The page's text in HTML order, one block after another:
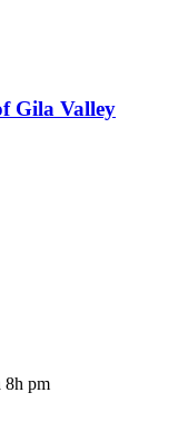
Gila Valley
8h pm